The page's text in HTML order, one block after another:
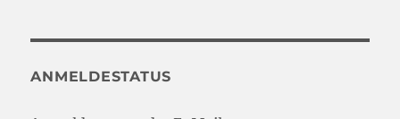
ANMELDESTATUS